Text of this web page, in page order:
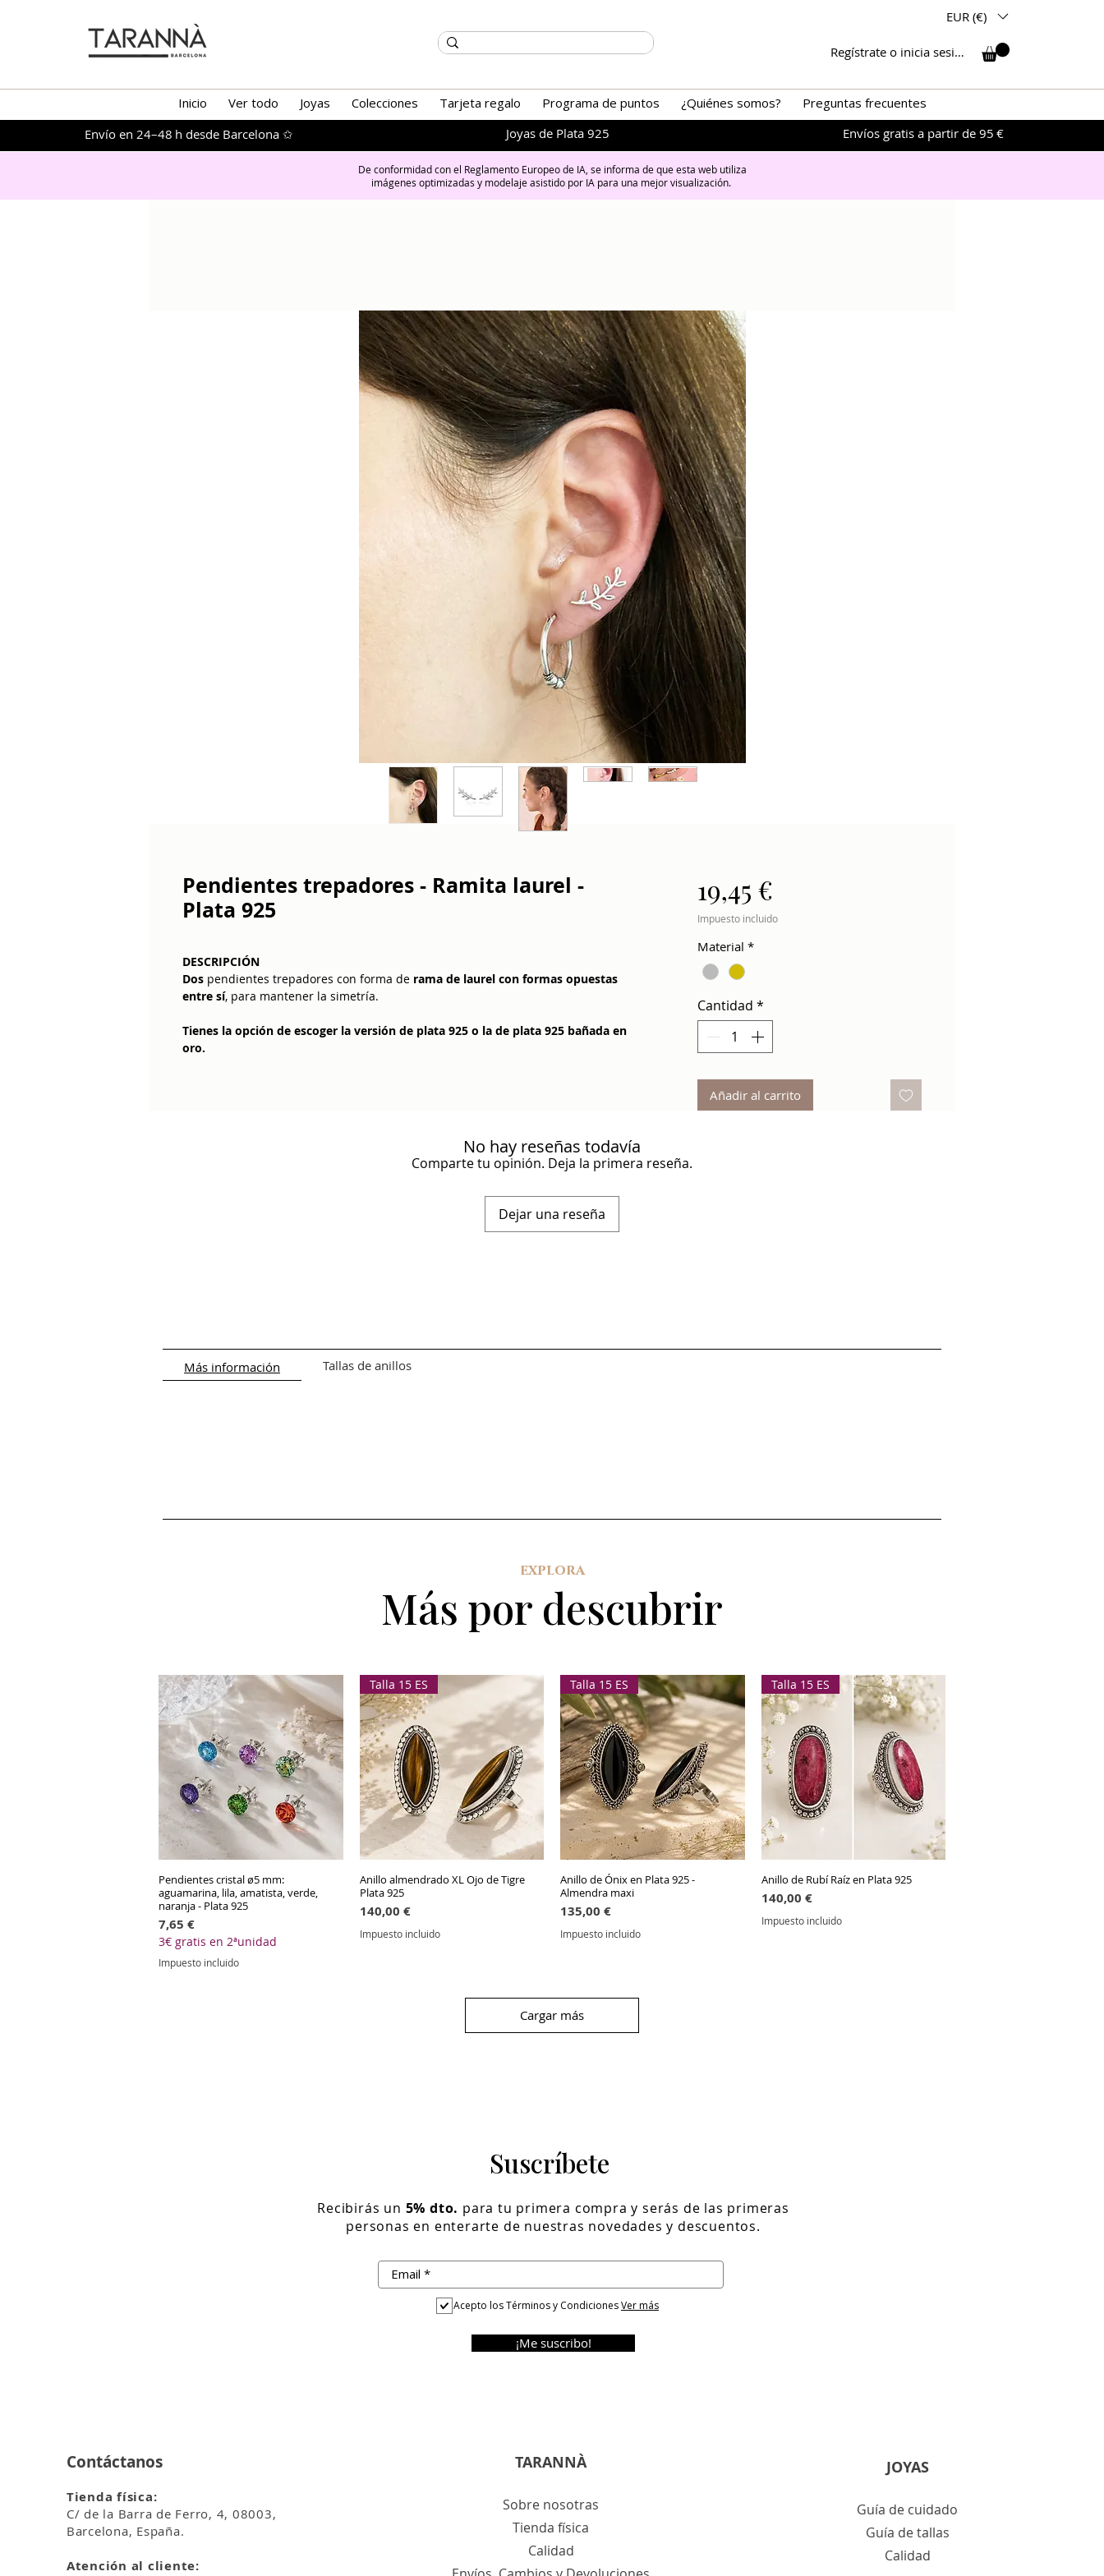
EUR (€)
Regístrate o inicia sesión
Inicio Ver todo Joyas Colecciones Tarjeta regalo Programa de puntos ¿Quiénes somos?
Preguntas frecuentes
Envío en 24–48 h desde Barcelona ✩
Joyas de Plata 925 Envíos gratis a partir de 95 €
Pendientes trepadores - Ramita laurel -
Plata 925
DESCRIPCIÓN
Dos pendientes trepadores con forma de rama de laurel con formas opuestas
entre sí, para mantener la simetría.
Tienes la opción de escoger la versión de plata 925 o la de plata 925 bañada en
oro.
19,45 €
Impuesto incluido
Material *
Cantidad *
Añadir al carrito
No hay reseñas todavía
Comparte tu opinión. Deja la primera reseña.
Dejar una reseña
De conformidad con el Reglamento Europeo de IA, se informa de que esta web utiliza
imágenes optimizadas y modelaje asistido por IA para una mejor visualización.
Más información Tallas de anillos
explora
Más por descubrir
Vista rápida
Pendientes cristal ø5 mm:
aguamarina, lila, amatista, verde,
naranja - Plata 925
Precio
7,65 €
3€ gratis en 2ªunidad
Impuesto incluido
Vista rápida
Talla 15 ES
Anillo almendrado XL Ojo de Tigre
Plata 925
Precio
140,00 €
Impuesto incluido
Vista rápida
Talla 15 ES
Anillo de Ónix en Plata 925 -
Almendra maxi
Precio
135,00 €
Impuesto incluido
Vista rápida
Talla 15 ES
Anillo de Rubí Raíz en Plata 925
Precio
140,00 €
Impuesto incluido
Cargar más
Suscríbete
Recibirás un 5% dto. para tu primera compra y serás de las primeras
personas en enterarte de nuestras novedades y descuentos.
Acepto los Términos y CondicionesVer más
¡Me suscribo!
Contáctanos
Tienda física:
C/ de la Barra de Ferro, 4, 08003,
Barcelona, España.
Atención al cliente:
TARANNÀ
Sobre nosotras
Tienda física
Calidad
JOYAS
Guía de cuidado
Guía de tallas
Calidad